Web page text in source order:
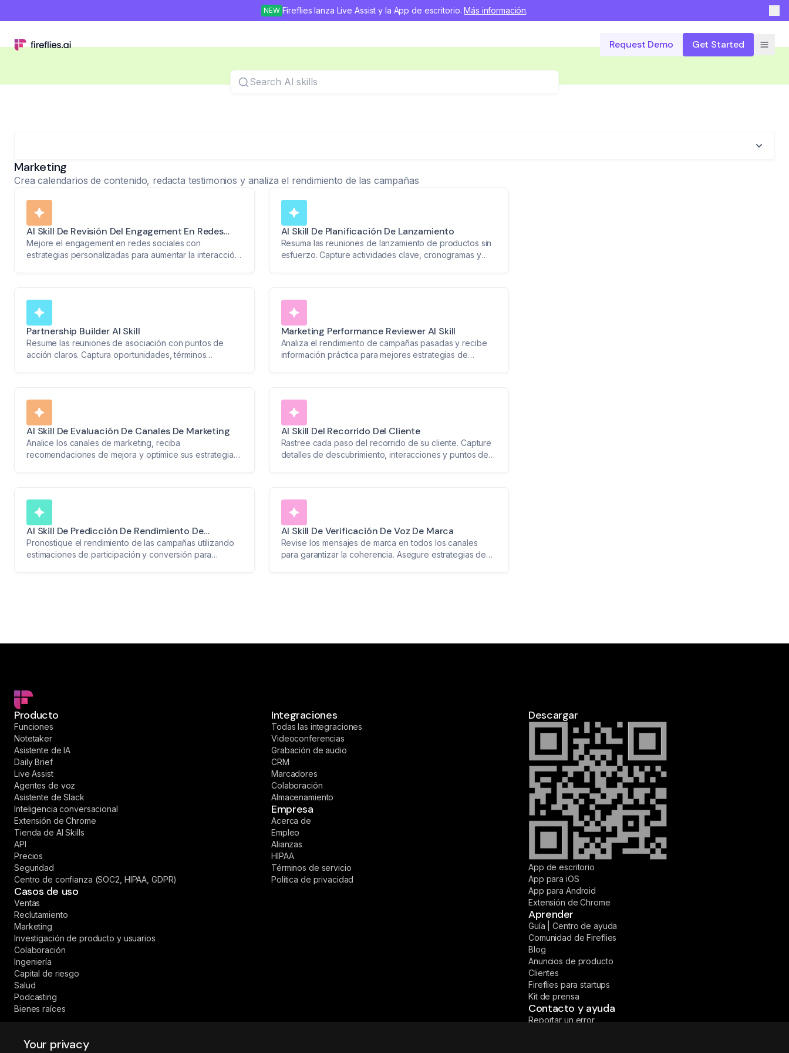
Your privacy
NEW Fireflies lanza Live Assist y la App de escritorio.Más información.
Request Demo Get Started
Search
Marketing
Crea calendarios de contenido, redacta testimonios y analiza el rendimiento de las campañas
AI Skill De Revisión Del Engagement En Redes
Sociales
Mejore el engagement en redes sociales con
estrategias personalizadas para aumentar la interacción
AI Skill De Planificación De Lanzamiento
Resuma las reuniones de lanzamiento de productos sin
esfuerzo. Capture actividades clave, cronogramas y
Partnership Builder AI Skill
Resume las reuniones de asociación con puntos de
acción claros. Captura oportunidades, términos
Marketing Performance Reviewer AI Skill
Analiza el rendimiento de campañas pasadas y recibe
información práctica para mejores estrategias de
AI Skill De Evaluación De Canales De Marketing
Analice los canales de marketing, reciba
recomendaciones de mejora y optimice sus estrategias
AI Skill Del Recorrido Del Cliente
Rastree cada paso del recorrido de su cliente. Capture
detalles de descubrimiento, interacciones y puntos de
AI Skill De Predicción De Rendimiento De
Campañas
Pronostique el rendimiento de las campañas utilizando
estimaciones de participación y conversión para
AI Skill De Verificación De Voz De Marca
Revise los mensajes de marca en todos los canales
para garantizar la coherencia. Asegure estrategias de
Producto
Funciones
Notetaker
Asistente de IA
Daily Brief
Live Assist
Agentes de voz
Asistente de Slack
Inteligencia conversacional
Extensión de Chrome
Tienda de AI Skills
API
Precios
Seguridad
Centro de confianza (SOC2, HIPAA, GDPR)
Casos de uso
Ventas
Reclutamiento
Marketing
Investigación de producto y usuarios
Colaboración
Ingeniería
Capital de riesgo
Salud
Podcasting
Bienes raíces
Integraciones
Todas las integraciones
Videoconferencias
Grabación de audio
CRM
Marcadores
Colaboración
Almacenamiento
Empresa
Acerca de
Empleo
Alianzas
HIPAA
Términos de servicio
Política de privacidad
Descargar
App de escritorio
App para iOS
App para Android
Extensión de Chrome
Aprender
Guía | Centro de ayuda
Comunidad de Fireflies
Blog
Anuncios de producto
Clientes
Fireflies para startups
Kit de prensa
Contacto y ayuda
Reportar un error